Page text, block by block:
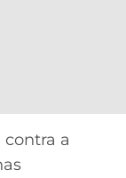
a